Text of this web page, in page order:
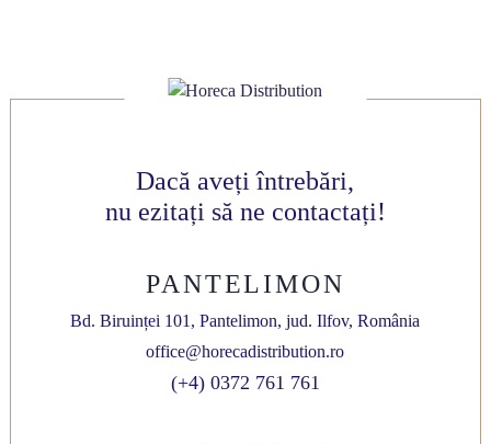
Dacă aveți întrebări,
nu ezitați să ne contactați!
PANTELIMON
Bd. Biruinței 101, Pantelimon, jud. Ilfov, România
office@horecadistribution.ro
(+4) 0372 761 761